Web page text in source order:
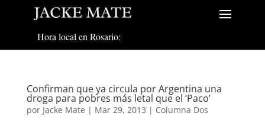
Hora local en Rosario:
Confirman que ya circula por Argentina una
droga para pobres más letal que el ‘Paco’
por Jacke Mate | Mar 29, 2013 | Columna Dos